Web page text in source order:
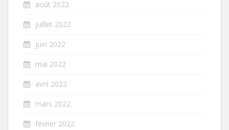
août 2022
juillet 2022
juin 2022
mai 2022
avril 2022
mars 2022
février 2022